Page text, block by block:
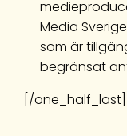
Media
som är
begränsat
[/one_half_last]